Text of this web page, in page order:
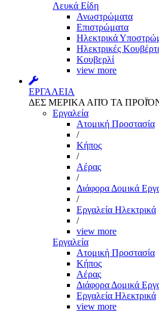
Λευκά Είδη
Ανωστρώματα
Επιστρώματα
Ηλεκτρικά
Ηλεκτρικές
Κουβερλί
view more
ΕΡΓΑΛΕΙΑ
ΔΕΣ ΜΕΡΙΚΑ ΑΠΌ ΤΑ
Εργαλεία
Aτομική Προστασία
/
Kήπος
/
Αέρας
/
Διάφορα Δομικά
/
Εργαλεία Ηλεκτρικά
/
view more
Εργαλεία
Aτομική Προστασία
Kήπος
Αέρας
Διάφορα Δομικά
Εργαλεία Ηλεκτρικά
view more